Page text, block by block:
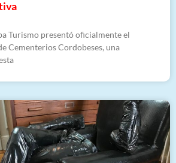
Turismo presentó oficialmente el
Cementerios Cordobeses, una